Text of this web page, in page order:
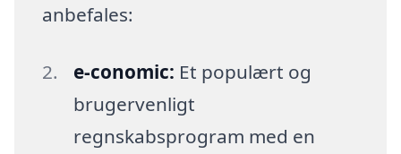
anbefales:
e-conomic: Et populært og
brugervenligt
regnskabsprogram med en